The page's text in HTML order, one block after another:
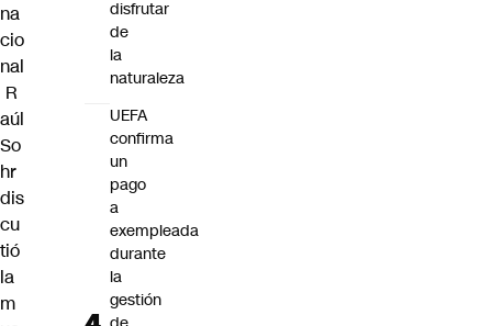
na
cio
nal
R
aúl
So
hr
dis
cu
tió
la
m
disfrutar
de
la
naturaleza
UEFA
confirma
un
pago
a
exempleada
durante
la
gestión